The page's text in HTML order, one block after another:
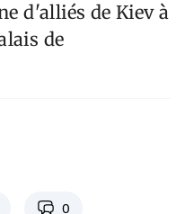
d'alliés de Kiev à
de
0